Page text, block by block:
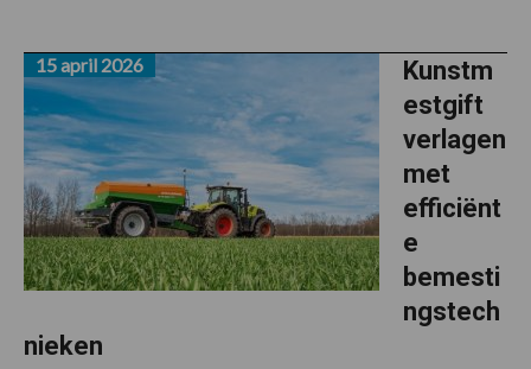
Kunstm
estgift
verlagen
met
efficiënt
e
bemesti
ngstech
nieken
15 april 2026